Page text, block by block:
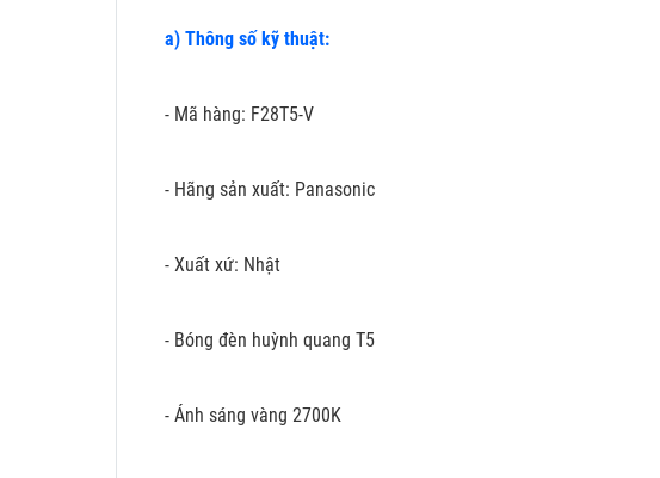
a) Thông số kỹ thuật:
- Mã hàng: F28T5-V
- Hãng sản xuất: Panasonic
- Xuất xứ: Nhật
- Bóng đèn huỳnh quang T5
- Ánh sáng vàng 2700K